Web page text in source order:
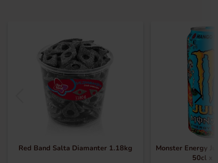
Red Band Salta Diamanter 1.18kg
Monster Energy
50cl x